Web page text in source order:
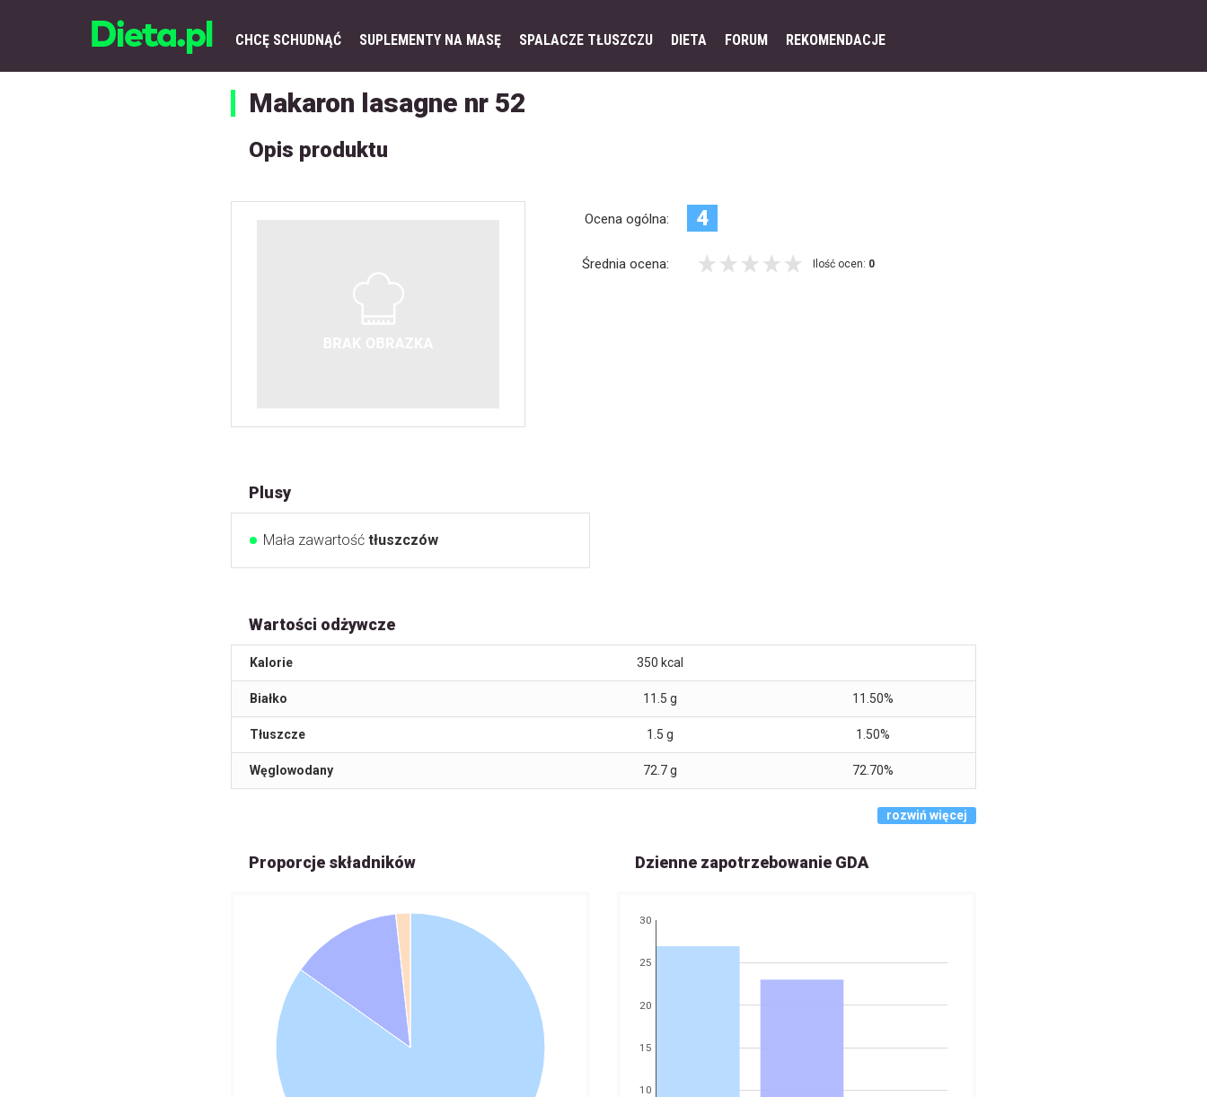
CHCĘ SCHUDNĄĆ SUPLEMENTY NA MASĘ SPALACZE TŁUSZCZU DIETA FORUM REKOMENDACJE
Makaron lasagne nr 52
Opis produktu
Ocena ogólna: 4
Średnia ocena: Ilość ocen: 0
Plusy
Mała zawartość tłuszczów
Wartości odżywcze
Kalorie 350 kcal
Białko 11.5 g 11.50%
Tłuszcze 1.5 g 1.50%
Węglowodany 72.7g 72.70%
rozwiń więcej
Proporcje składników Dzienne zapotrzebowanie GDA
10
15
20
25
30